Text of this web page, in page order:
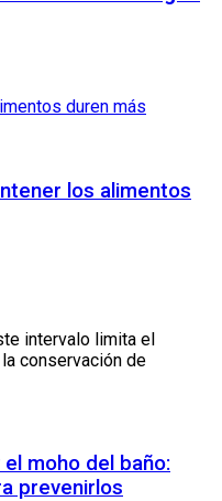
los alimentos
intervalo limita el
conservación de
moho del baño:
prevenirlos